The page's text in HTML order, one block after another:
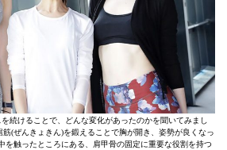
続けることで、どんな変化があったのかを聞いてみまし
(ぜんきょきん)を鍛えることで胸が開き、姿勢が良くなっ
を触ったところにある、肩甲骨の固定に重要な役割を持つ